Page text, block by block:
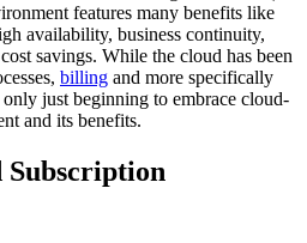
features many benefits like
availability, business continuity,
savings. While the cloud has been
billing and more specifically
just beginning to embrace cloud-
and its benefits.
Subscription